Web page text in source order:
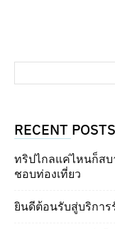
RECENT POSTS
ทริปไกลแค่ไหนก็สบ
ชอบท่องเที่ยว
ยินดีต้อนรับสู่บริการ